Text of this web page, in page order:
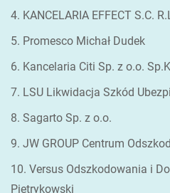
4. KANCELARIA EFFECT S.C.
5. Promesco Michał Dudek
6. Kancelaria Citi Sp. z o.o.
7. LSU Likwidacja Szkód
8. Sagarto Sp. z o.o.
9. JW GROUP Centrum
10. Versus Odszkodowania i
Pietrykowski